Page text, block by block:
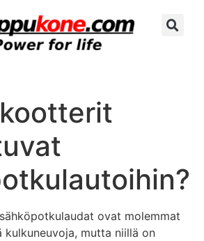
ovat molemmat
kulkuneuvoja, mutta niillä on